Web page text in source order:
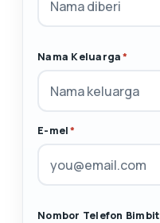
Nama Keluarga*
E-mel*
Nombor Telefon Bimbit